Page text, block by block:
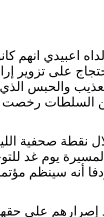
اعبيدي انهم
على تزوير
والحبس
السلطات رخصت
نقطة صحفية
يوم غد
أنه سينظم
إصرارهم على